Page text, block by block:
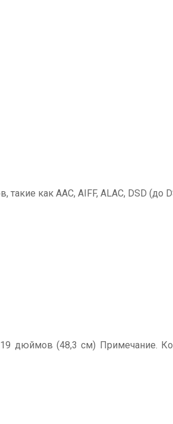
как AAC, AIFF, ALAC, DSD (до
(48,3 см) Примечание.